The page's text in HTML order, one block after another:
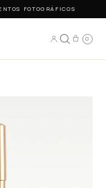
FOTOGRÁFICOS
0